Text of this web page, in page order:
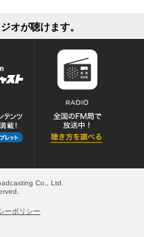
オが聴けます。
Co., Ltd.
ーポリシー